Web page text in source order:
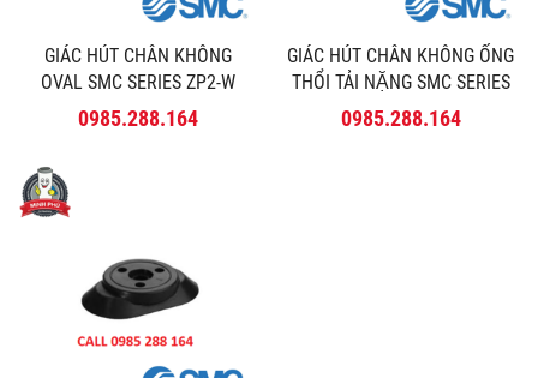
GIÁC HÚT CHÂN KHÔNG
OVAL SMC SERIES ZP2-W
0985.288.164
GIÁC HÚT CHÂN KHÔNG ỐNG
THỔI TẢI NẶNG SMC SERIES
ZP2-HB
0985.288.164